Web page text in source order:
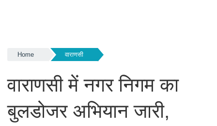
Home वाराणसी
वाराणसी में नगर निगम का
बुलडोजर अभियान जारी,